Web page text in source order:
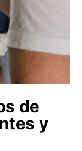
de
y